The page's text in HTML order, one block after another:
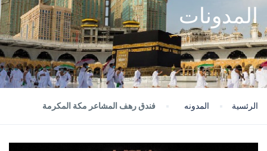
المدونات
الرئسية المدونه فندق رهف المشاعر مكة المكرمة